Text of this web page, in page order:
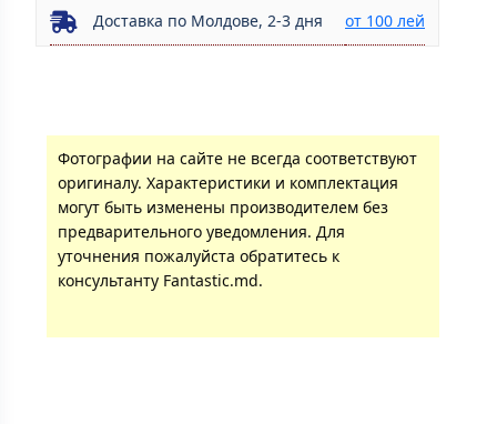
Доставка по Молдове, 2-3 дня от 100 лей
Фотографии на сайте не всегда соответствуют
оригиналу. Характеристики и комплектация
могут быть изменены производителем без
предварительного уведомления. Для
уточнения пожалуйста обратитесь к
консультанту Fantastic.md.